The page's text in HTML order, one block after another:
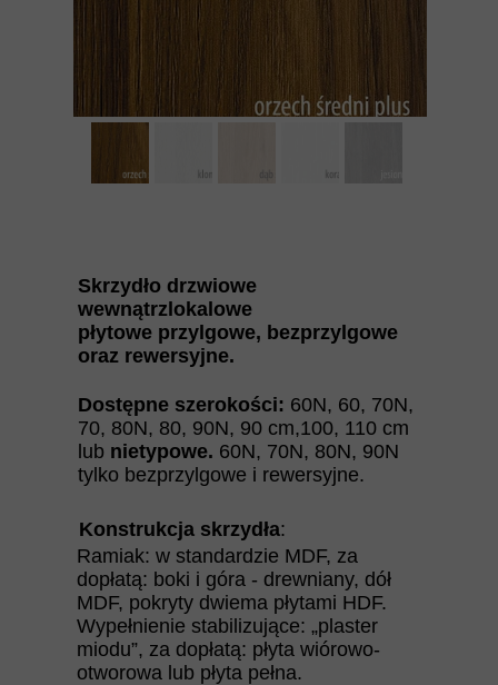
Ramiak: w standardzie MDF, za
dopłatą: boki i góra - drewniany, dół
MDF, pokryty dwiema płytami HDF.
Wypełnienie stabilizujące: „plaster
miodu”, za dopłatą: płyta wiórowo-
otworowa lub płyta pełna.
Konstrukcja skrzydła:
Skrzydło drzwiowe
wewnątrzlokalowe
płytowe przylgowe, bezprzylgowe
oraz rewersyjne.
Dostępne szerokości: 60N, 60, 70N,
70, 80N, 80, 90N, 90 cm,100, 110 cm
lub nietypowe. 60N, 70N, 80N, 90N
tylko bezprzylgowe i rewersyjne.